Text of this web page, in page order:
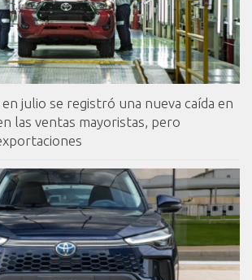
julio se registró una nueva caída en
las ventas mayoristas, pero